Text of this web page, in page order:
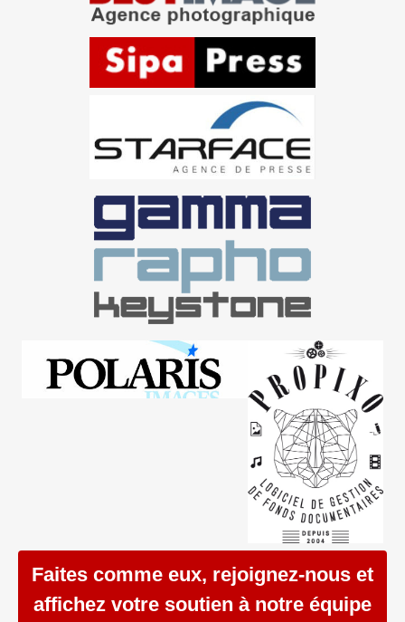
Faites comme eux, rejoignez-nous et
affichez votre soutien à notre équipe